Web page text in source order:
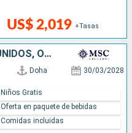
US$ 2,019 +Tasas
QATAR, EMIRATOS ÁRABES UNIDOS, OMAN, EGIPTO, MALTA, ITALIA, FRANCIA, ESPAÑA
Doha 30/03/2028
Niños Gratis
Oferta en paquete de bebidas
Comidas incluidas